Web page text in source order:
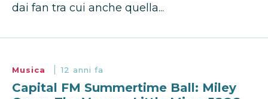
dai fan tra cui anche quella...
Musica 12 anni fa
Capital FM Summertime Ball: Miley